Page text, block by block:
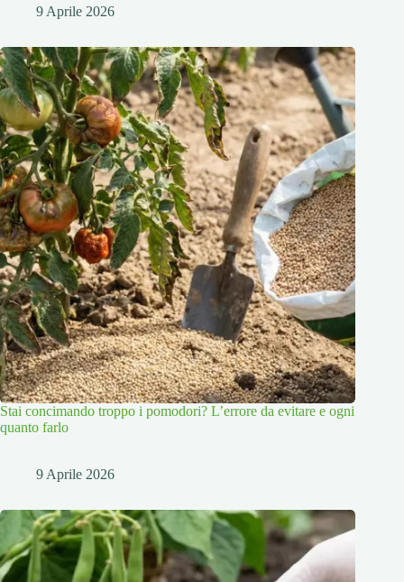
9 Aprile 2026
Stai concimando troppo i pomodori? L’errore da evitare e ogni
quanto farlo
9 Aprile 2026